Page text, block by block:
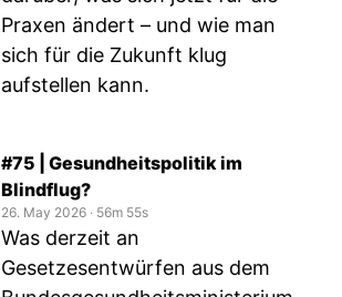
Praxen ändert – und wie man
sich für die Zukunft klug
aufstellen kann.
#75 | Gesundheitspolitik im
Blindflug?
26. May 2026 ‧ 56m 55s
Was derzeit an
Gesetzesentwürfen aus dem